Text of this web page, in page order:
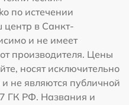
по истечении
в Санкт-
и не имеет
производителя. Цены
носят исключительно
не являются публичной
ГК РФ. Названия и